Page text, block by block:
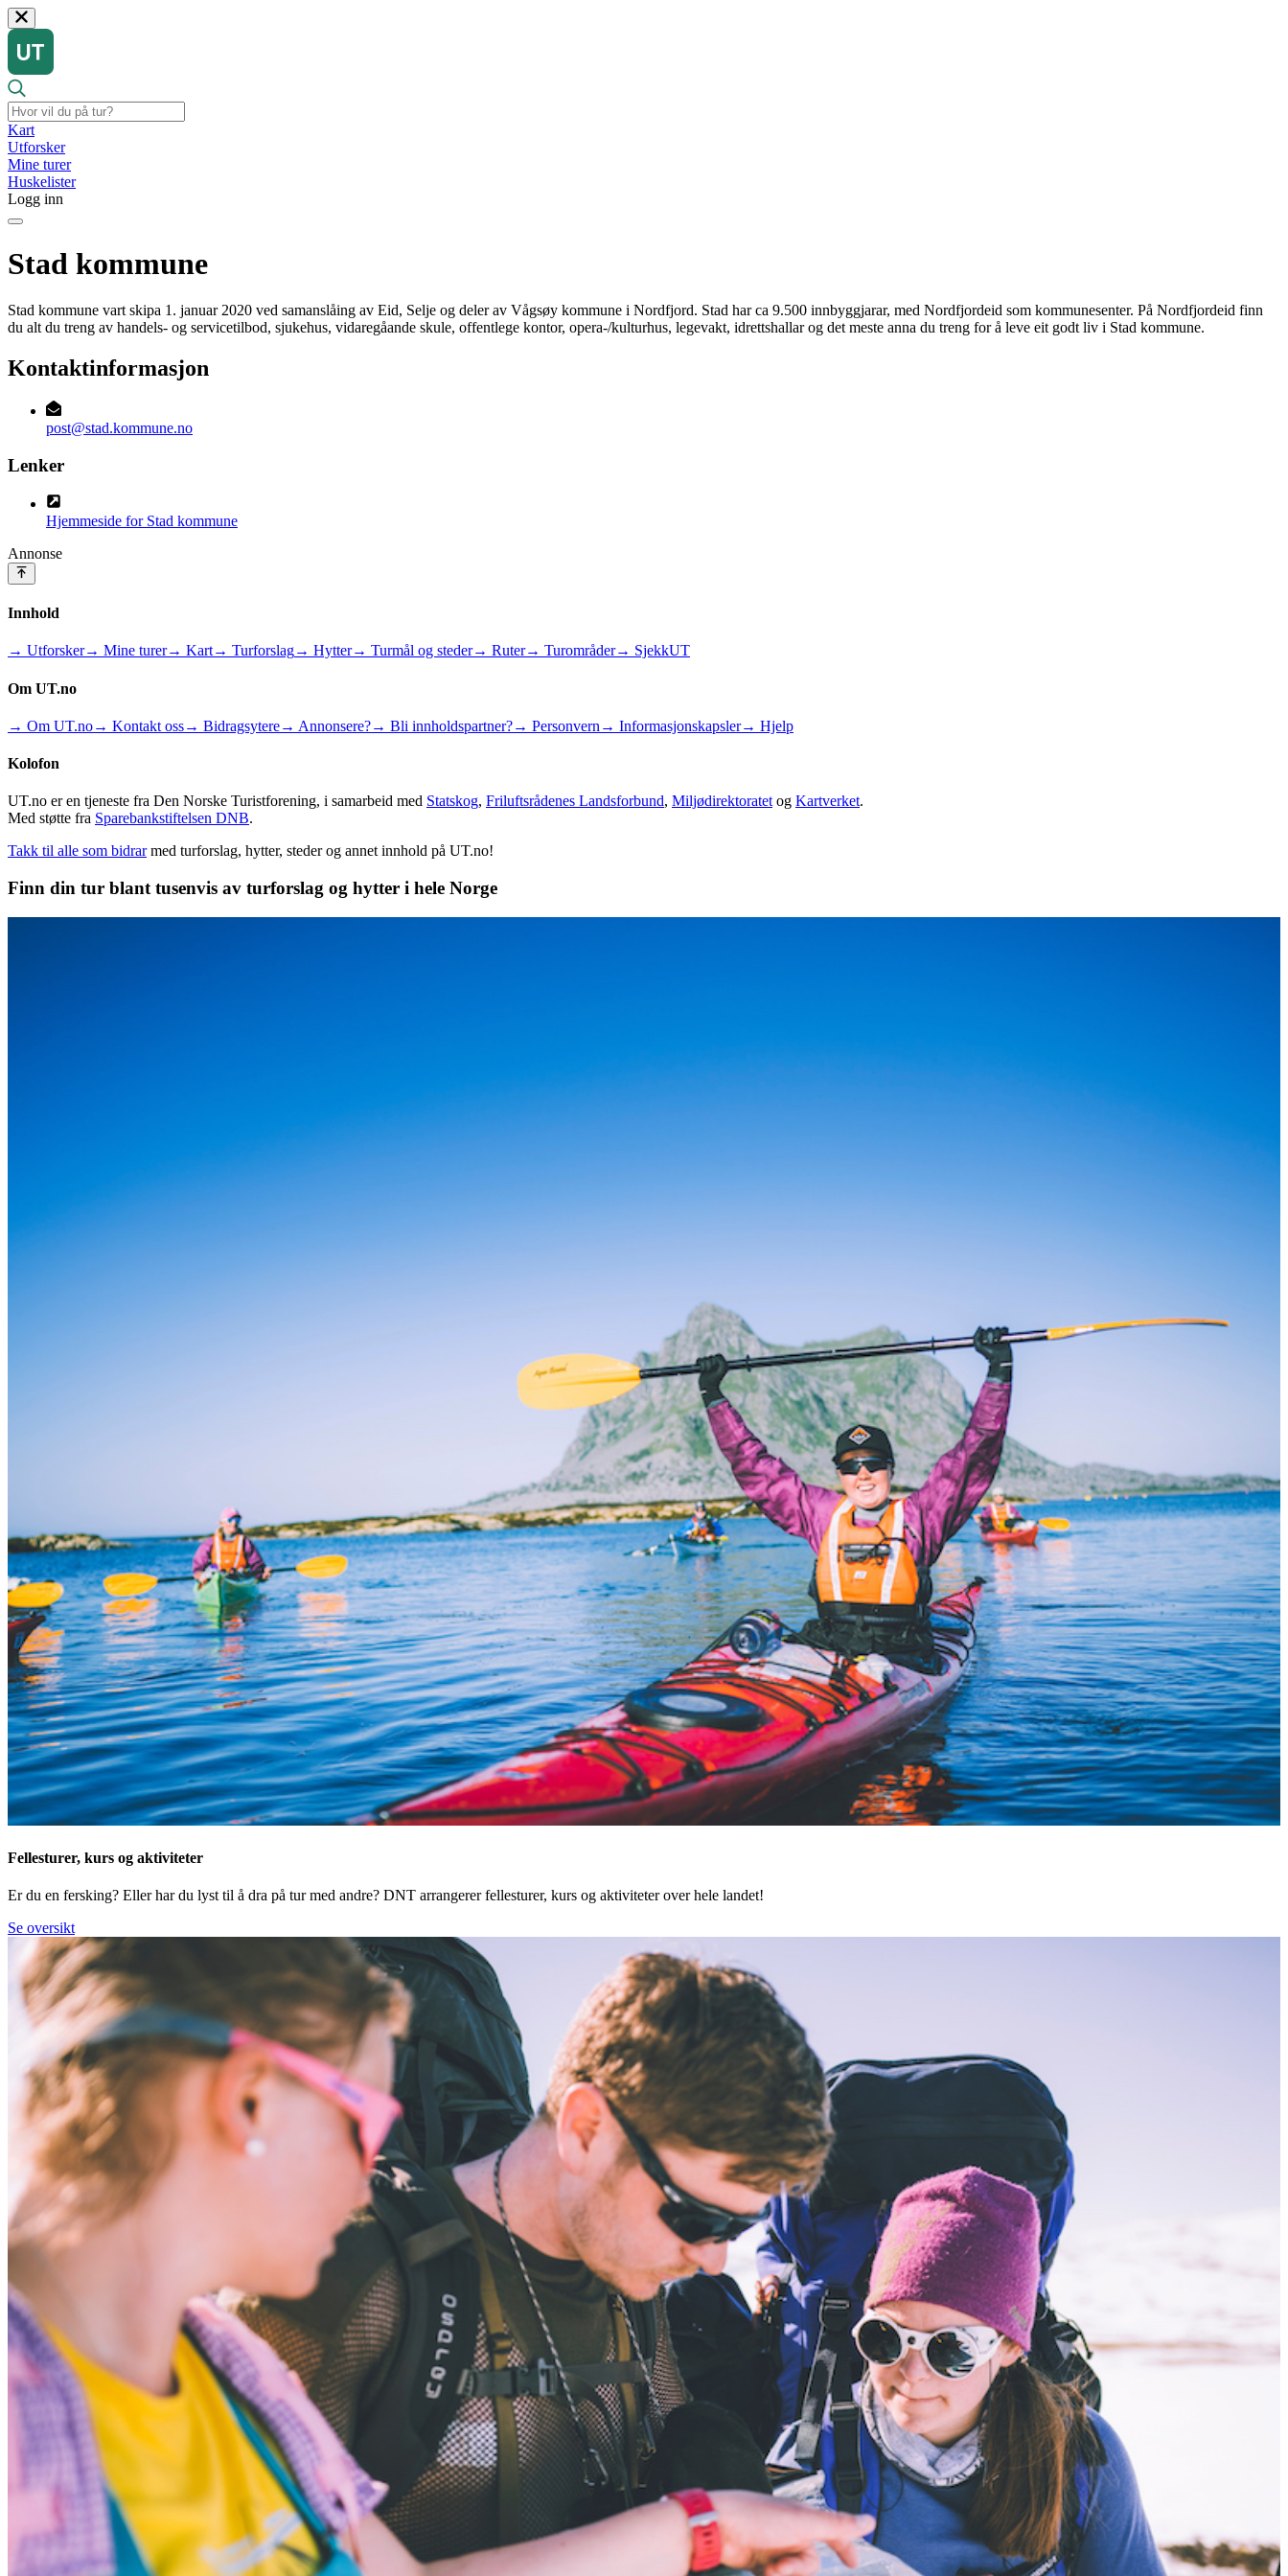
Kart
Utforsker
Mine turer
Huskelister
Logg inn
Stad kommune
Stad kommune vart skipa 1. januar 2020 ved samanslåing av Eid, Selje og deler av Vågsøy kommune i Nordfjord. Stad har ca 9.500 innbyggjarar, med Nordfjordeid som kommunesenter. På Nordfjordeid finn
du alt du treng av handels- og servicetilbod, sjukehus, vidaregåande skule, offentlege kontor, opera-/kulturhus, legevakt, idrettshallar og det meste anna du treng for å leve eit godt liv i Stad kommune.
Kontaktinformasjon
post@stad.kommune.no
Lenker
Hjemmeside for Stad kommune
Annonse
Innhold
→ Utforsker→ Mine turer→ Kart→ Turforslag→ Hytter→ Turmål og steder→ Ruter→ Turområder→ SjekkUT
Om UT.no
→ Om UT.no→ Kontakt oss→ Bidragsytere→ Annonsere?→ Bli innholdspartner?→ Personvern → Informasjonskapsler→ Hjelp
Kolofon
UT.no er en tjeneste fra Den Norske Turistforening, i samarbeid med Statskog, Friluftsrådenes Landsforbund, Miljødirektoratet og Kartverket.
Med støtte fra Sparebankstiftelsen DNB.
Takk til alle som bidrar med turforslag, hytter, steder og annet innhold på UT.no!
Finn din tur blant tusenvis av turforslag og hytter i hele Norge
Fellesturer, kurs og aktiviteter
Er du en fersking? Eller har du lyst til å dra på tur med andre? DNT arrangerer fellesturer, kurs og aktiviteter over hele landet!
Se oversikt